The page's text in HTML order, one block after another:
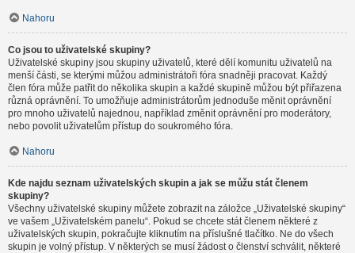
Nahoru
Co jsou to uživatelské skupiny?
Uživatelské skupiny jsou skupiny uživatelů, které dělí komunitu uživatelů na
menší části, se kterými můžou administrátoři fóra snadněji pracovat. Každý
člen fóra může patřit do několika skupin a každé skupině můžou být přiřazena
různá oprávnění. To umožňuje administrátorům jednoduše měnit oprávnění
pro mnoho uživatelů najednou, například změnit oprávnění pro moderátory,
nebo povolit uživatelům přístup do soukromého fóra.
Nahoru
Kde najdu seznam uživatelských skupin a jak se můžu stát členem
skupiny?
Všechny uživatelské skupiny můžete zobrazit na záložce „Uživatelské skupiny“
ve vašem „Uživatelském panelu“. Pokud se chcete stát členem některé z
uživatelských skupin, pokračujte kliknutím na příslušné tlačítko. Ne do všech
skupin je volný přístup. V některých se musí žádost o členství schválit, některé